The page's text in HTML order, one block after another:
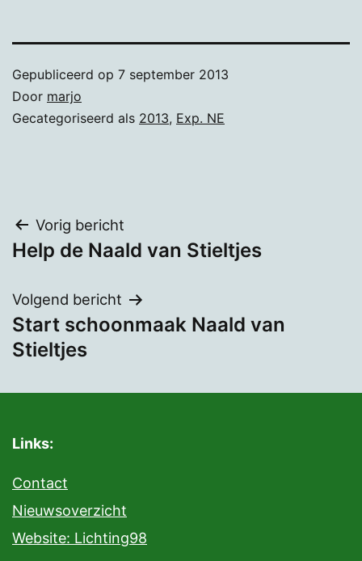
Gepubliceerd op 7 september 2013
Door marjo
Gecategoriseerd als 2013, Exp. NE
Bericht
navigatie
Vorig bericht
Help de Naald van Stieltjes
Volgend bericht
Start schoonmaak Naald van
Stieltjes
Links:
Contact
Nieuwsoverzicht
Website: Lichting98